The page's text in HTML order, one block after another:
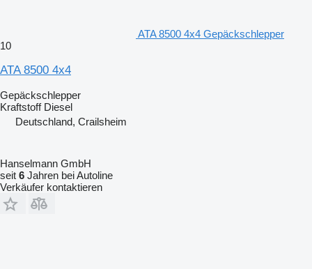
ATA 8500 4x4 Gepäckschlepper
10
ATA 8500 4x4
Gepäckschlepper
Kraftstoff Diesel
Deutschland, Crailsheim
Hanselmann GmbH
seit 6 Jahren bei Autoline
Verkäufer kontaktieren